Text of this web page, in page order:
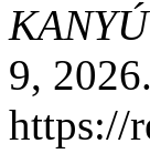
KANYÚ
9, 2026.
https://